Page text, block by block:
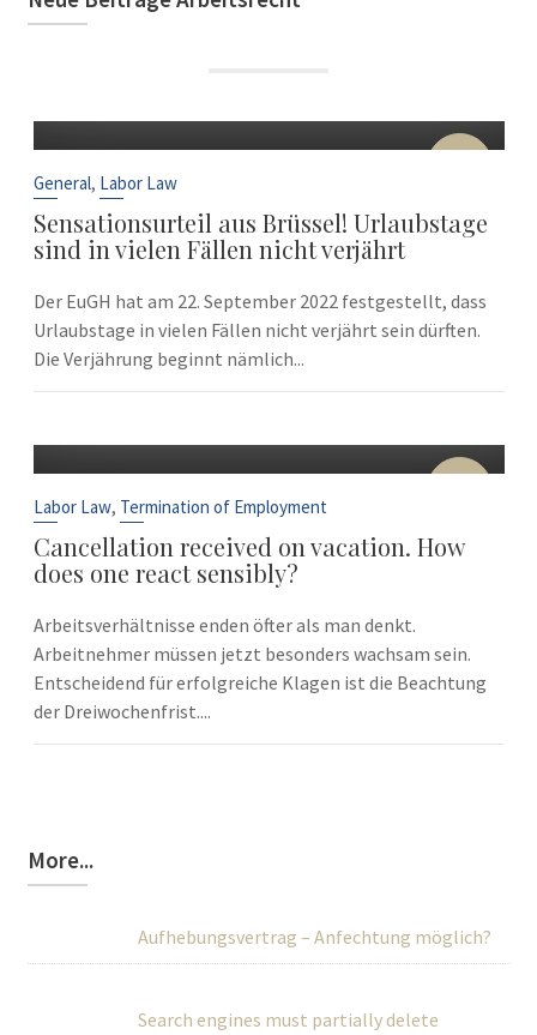
22
General, Labor Law
Sensationsurteil aus Brüssel! Urlaubstage
sind in vielen Fällen nicht verjährt
Der EuGH hat am 22. September 2022 festgestellt, dass
Urlaubstage in vielen Fällen nicht verjährt sein dürften.
Die Verjährung beginnt nämlich...
10
Labor Law, Termination of Employment
Cancellation received on vacation. How
does one react sensibly?
Arbeitsverhältnisse enden öfter als man denkt.
Arbeitnehmer müssen jetzt besonders wachsam sein.
Entscheidend für erfolgreiche Klagen ist die Beachtung
der Dreiwochenfrist....
More...
Aufhebungsvertrag – Anfechtung möglich?
Search engines must partially delete